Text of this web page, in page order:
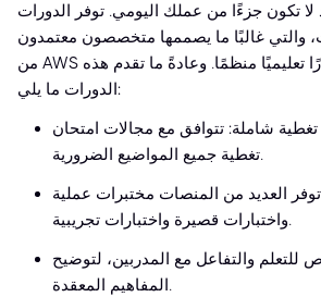
تكون جزءًا من عملك اليومي. توفر الدورات
والتي غالبًا ما يصممها متخصصون معتمدون
من AWS ذوو خبرة، مسارًا تعليميًا منظمًا. وعادةً ما تقدم هذه
الدورات ما يلي:
تغطية شاملة: تتوافق مع مجالات امتحان SAA-C03، مما يضمن
تغطية جميع المواضيع الضرورية.
توفر العديد من المنصات مختبرات عملية
واختبارات قصيرة واختبارات تجريبية.
والتفاعل مع المدربين، لتوضيح
المفاهيم المعقدة.